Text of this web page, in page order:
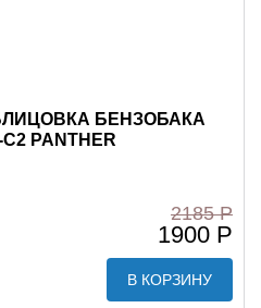
БЕНЗОБАКА
C2 PANTHER
2185 Р
1900 Р
В КОРЗИНУ